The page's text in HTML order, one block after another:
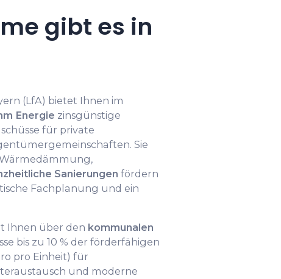
gibt es in
(LfA) bietet Ihnen im
Energie zinsgünstige
für private
Sie
Sanierungen fördern
Fachplanung und ein
Ihnen über den kommunalen
bis zu 10 % der förderfähigen
pro Einheit) für
und moderne